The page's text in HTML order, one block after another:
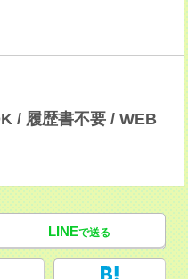
/ 履歴書不要 / WEB
LINEで送る